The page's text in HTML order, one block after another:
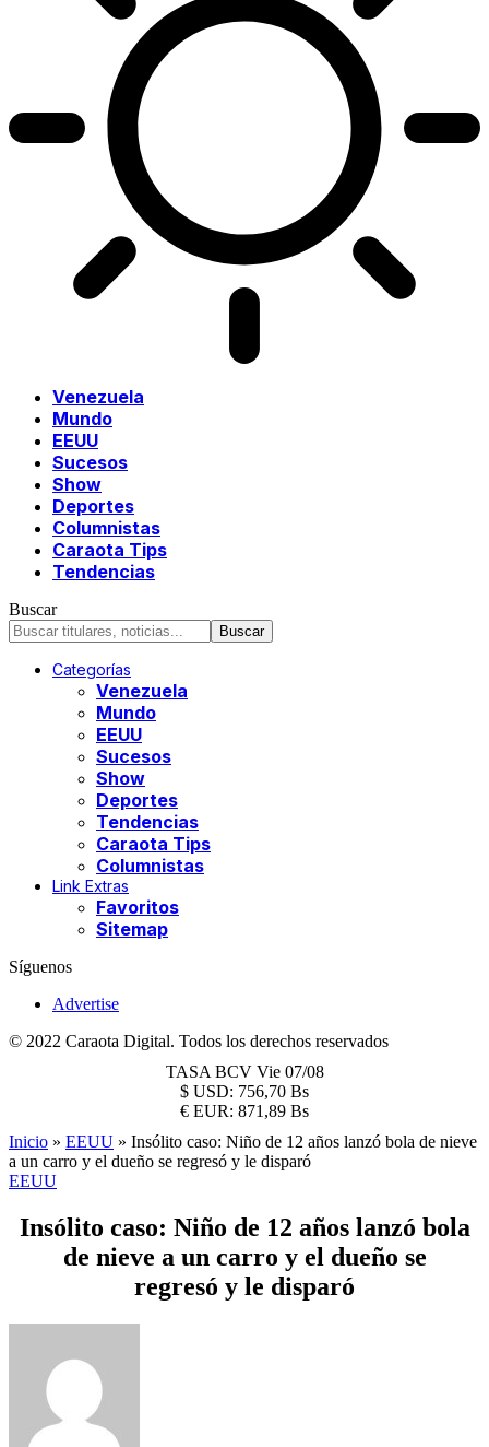
Venezuela
Mundo
EEUU
Sucesos
Show
Deportes
Columnistas
Caraota Tips
Tendencias
Buscar
Categorías
Venezuela
Mundo
EEUU
Sucesos
Show
Deportes
Tendencias
Caraota Tips
Columnistas
Link Extras
Favoritos
Sitemap
Síguenos
Advertise
© 2022 Caraota Digital. Todos los derechos reservados
TASA BCV Vie 07/08
$ USD: 756,70 Bs
€ EUR: 871,89 Bs
Inicio » EEUU » Insólito caso: Niño de 12 años lanzó bola de nieve
a un carro y el dueño se regresó y le disparó
EEUU
Insólito caso: Niño de 12 años lanzó bola
de nieve a un carro y el dueño se
regresó y le disparó